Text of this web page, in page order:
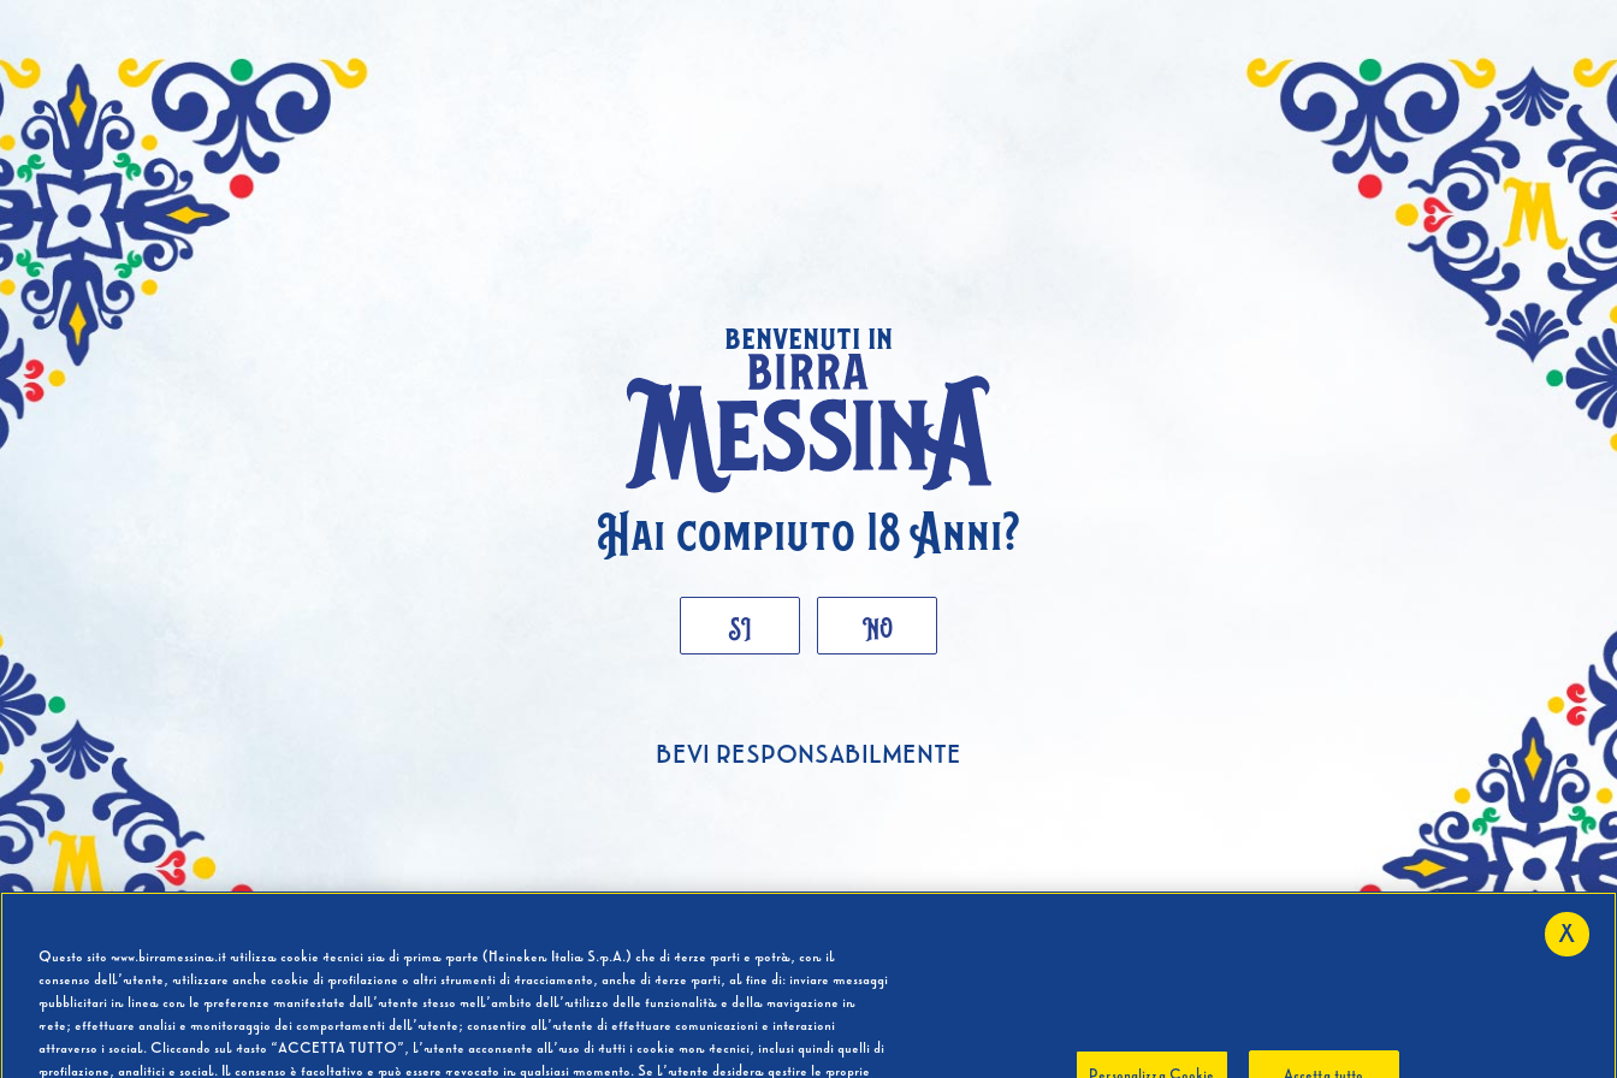
benvenuti in
Hai compiuto 18 Anni?
SI NO
BEVI RESPONSABILMENTE
Questo sito www.birramessina.it utilizza cookie tecnici sia di prima parte (Heineken Italia S.p.A.) che di terze parti e potrà, con il
consenso dell’utente, utilizzare anche cookie di profilazione o altri strumenti di tracciamento, anche di terze parti, al fine di: inviare messaggi
pubblicitari in linea con le preferenze manifestate dall’utente stesso nell’ambito dell’utilizzo delle funzionalità e della navigazione in
rete; effettuare analisi e monitoraggio dei comportamenti dell’utente; consentire all’utente di effettuare comunicazioni e interazioni
attraverso i social. Cliccando sul tasto “ACCETTA TUTTO”, l’utente acconsente all’uso di tutti i cookie non tecnici, inclusi quindi quelli di
profilazione, analitici e social. Il consenso è facoltativo e può essere revocato in qualsiasi momento. Se l’utente desidera gestire le proprie
X